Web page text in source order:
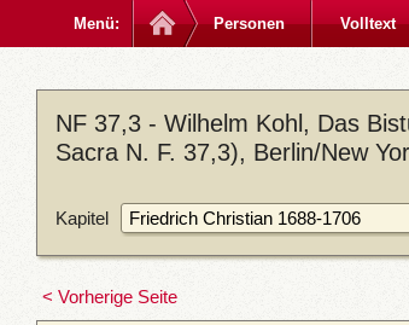
Menü: Personen Volltext
NF 37,3 - Wilhelm Kohl, Das
Sacra N. F. 37,3), Berlin/New
Kapitel
< Vorherige Seite